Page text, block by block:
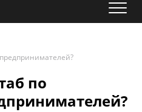
по